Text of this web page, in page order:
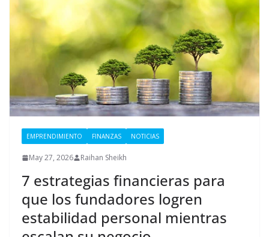
EMPRENDIMIENTO FINANZAS NOTICIAS
May 27, 2026 Raihan Sheikh
7 estrategias financieras para
que los fundadores logren
estabilidad personal mientras